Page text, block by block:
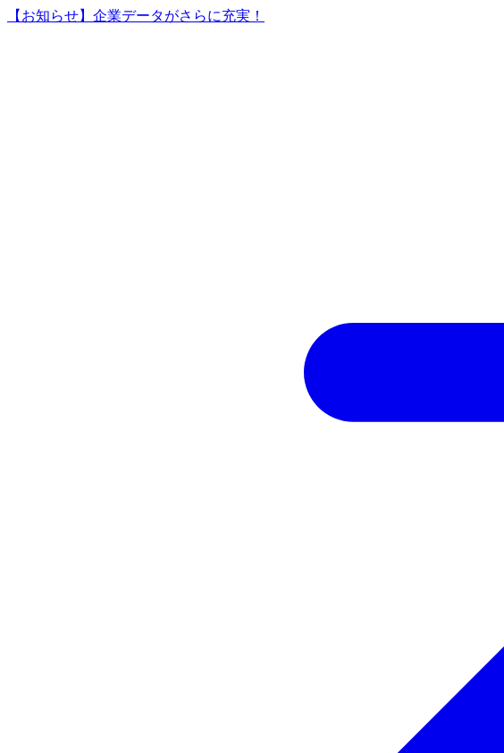
【お知らせ】企業データがさらに充実！